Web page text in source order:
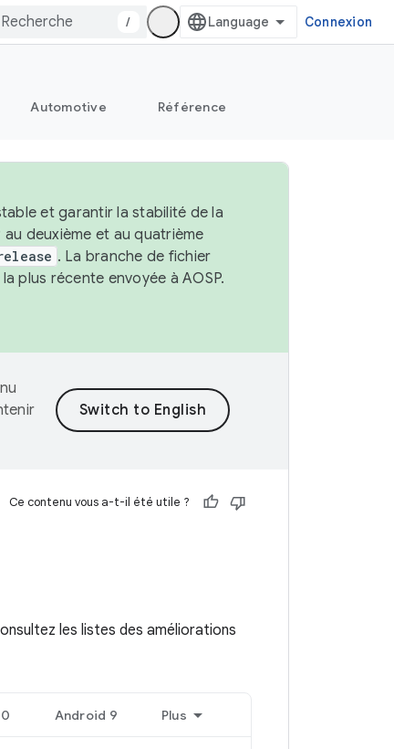
/ Connexion
Automotive Référence
et garantir la stabilité de la
deuxième et au quatrième
. La branche de fichier
plus récente envoyée à AOSP.
Ce contenu vous a-t-il été utile ?
les listes des améliorations
Android 9 Plus